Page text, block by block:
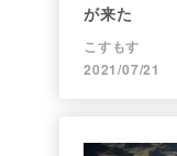
が来た
こすもす
2021/07/21